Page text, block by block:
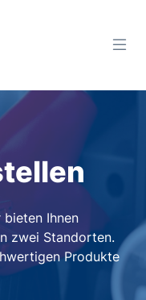
Ihnen
zwei Standorten.
Produkte